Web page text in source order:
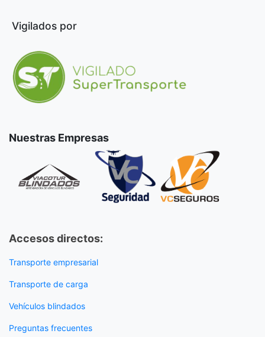
Vigilados por
Nuestras Empresas
Accesos directos:
Transporte empresarial
Transporte de carga
Vehículos blindados
Preguntas frecuentes